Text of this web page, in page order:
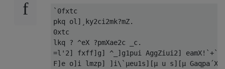
`0fxtc
pkq ol]¸ky2ci2mk?mZ.
0xtc
lkq ? ^eX ?pmXae2c _c.
=l'2] fxff]g] ^_]g1pui AggZiui2] eamX!`+`
F]e o]i lmzp] ]i\`µeu1s][µ u s][µ